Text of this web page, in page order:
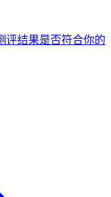
评结果是否符合你的